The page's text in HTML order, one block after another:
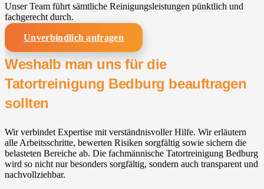
Unser Team führt sämtliche Reinigungsleistungen pünktlich und
fachgerecht durch.
Unverbindlich anfragen
Weshalb man uns für die
Tatortreinigung Bedburg beauftragen
sollten
Wir verbindet Expertise mit verständnisvoller Hilfe. Wir erläutern
alle Arbeitsschritte, bewerten Risiken sorgfältig sowie sichern die
belasteten Bereiche ab. Die fachmännische Tatortreinigung Bedburg
wird so nicht nur besonders sorgfältig, sondern auch transparent und
nachvollziehbar.